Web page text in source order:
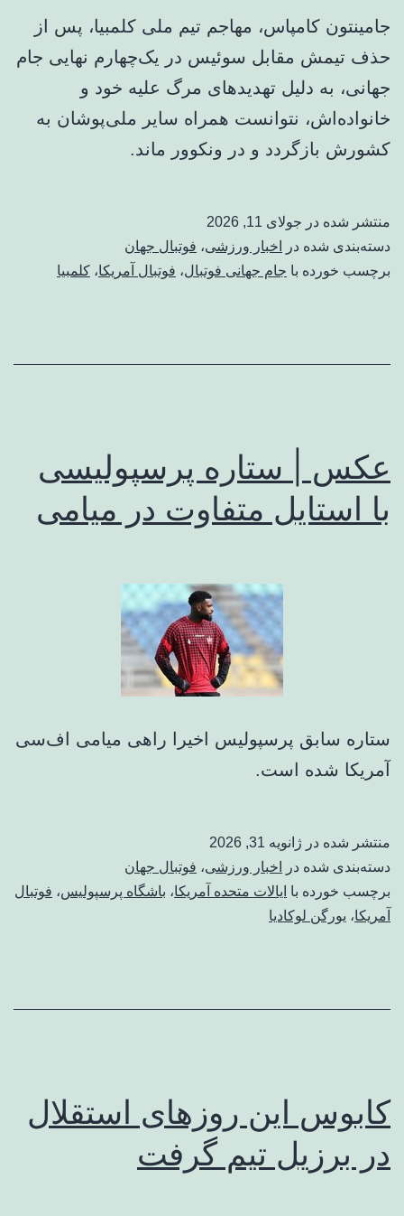
جامینتون کامپاس، مهاجم تیم ملی کلمبیا، پس از
حذف تیمش مقابل سوئیس در یک‌چهارم نهایی جام
جهانی، به دلیل تهدیدهای مرگ علیه خود و
خانواده‌اش، نتوانست همراه سایر ملی‌پوشان به
کشورش بازگردد و در ونکوور ماند.
منتشر شده در جولای 11, 2026
دسته‌بندی شده در
اخبار ورزشی، فوتبال جهان
برچسب خورده با جام جهانی فوتبال، فوتبال آمریکا، کلمبیا
عکس | ستاره پرسپولیسی
با استایل متفاوت در میامی
ستاره سابق پرسپولیس اخیرا راهی میامی اف‌سی
آمریکا شده است.
منتشر شده در ژانویه 31, 2026
دسته‌بندی شده در
اخبار ورزشی، فوتبال جهان
برچسب خورده با ایالات متحده آمریکا، باشگاه پرسپولیس، فوتبال
آمریکا، یورگن لوکادیا
کابوس این روزهای استقلال
در برزیل تیم گرفت